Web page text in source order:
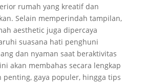
rumah yang kreatif dan
Selain memperindah tampilan,
aesthetic juga dipercaya
suasana hati penghuni
dan nyaman saat beraktivitas
akan membahas secara lengkap
penting, gaya populer, hingga tips